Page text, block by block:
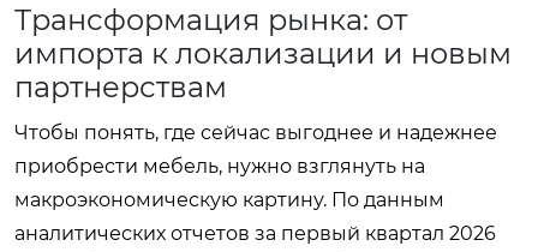
Трансформация рынка: от
импорта к локализации и новым
партнерствам
Чтобы понять, где сейчас выгоднее и надежнее
приобрести мебель, нужно взглянуть на
макроэкономическую картину. По данным
аналитических отчетов за первый квартал 2026